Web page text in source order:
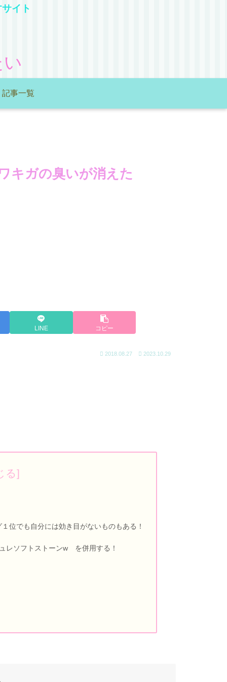
イト
記事一覧
キガの臭いが消えた
LINE コピー
2018.08.27 2023.10.29
位でも自分には効き目がないものもある！
ソフトストーンw を併用する！